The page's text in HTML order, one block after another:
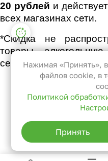
20 рублей и действует
всех магазинах сети.
*Скидка не
товары,
сертификаты,
Настройки файлов
Функциональные
Эти файлы
функционирования
быть отключены в
можете настроить
он блокировал их
их использовании,
возможно, что
Нажимая «Принять»,
файлов cookie, в
Политикой
Принять